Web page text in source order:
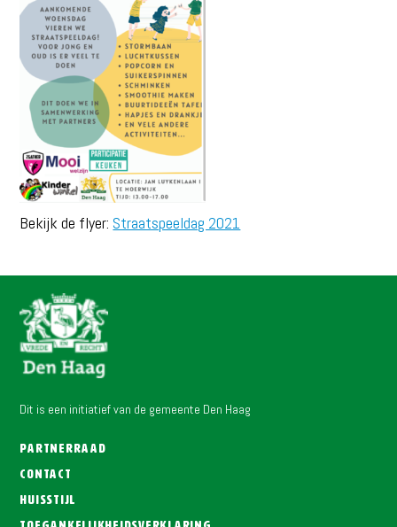
Bekijk de flyer: Straatspeeldag 2021
Dit is een initiatief van de gemeente Den Haag
Partnerraad
Contact
Huisstijl